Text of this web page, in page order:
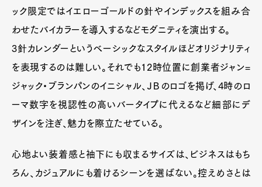
ック限定ではイエローゴールドの針やインデックスを組み合
わせたバイカラーを導入するなどモダニティを演出する。
3針カレンダーというベーシックなスタイルほどオリジナリティ
を表現するのは難しい。それでも12時位置に創業者ジャン=
ジャック・ブランパンのイニシャル、ＪＢのロゴを掲げ、4時のロ
ーマ数字を視認性の高いバータイプに代えるなど細部にデ
ザインを注ぎ、魅力を際立たせている。
心地よい装着感と袖下にも収まるサイズは、ビジネスはもち
ろん、カジュアルにも着けるシーンを選ばない。控えめさとは